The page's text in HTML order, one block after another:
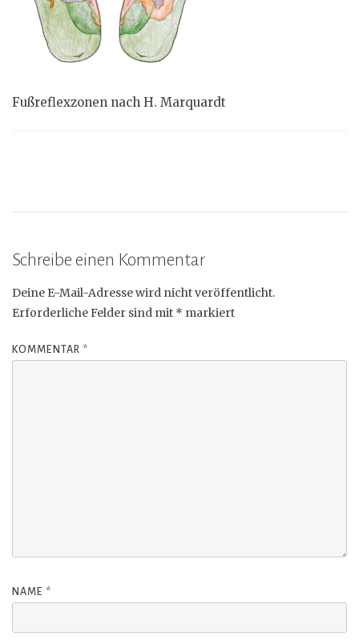
Fußreflexzonen nach H. Marquardt
Schreibe einen Kommentar
Deine E-Mail-Adresse wird nicht veröffentlicht.
Erforderliche Felder sind mit * markiert
KOMMENTAR *
NAME *